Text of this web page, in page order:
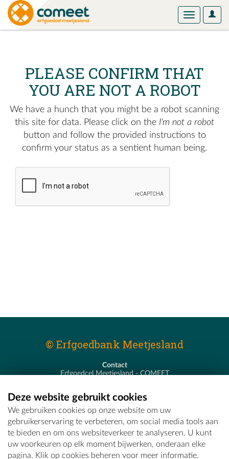
User
Toggle
PLEASE CONFIRM THAT
YOU ARE NOT A ROBOT
We have a hunch that you might be a robot scanning
this site for data. Please click on the I'm not a robot
button and follow the provided instructions to
confirm your status as a sentient human being.
© Erfgoedbank Meetjesland
Contact
Erfgoedcel Meetjesland - COMEET
T - 09 373 75 96
E -erfgoedcel@comeet.be
Deze website gebruikt cookies
We gebruiken cookies op onze website om uw
gebruikerservaring te verbeteren, om social media tools aan
te bieden en om ons websiteverkeer te analyseren. U kunt
uw voorkeuren op elk moment bijwerken, onderaan elke
pagina. Klik op cookies beheren voor meer informatie.